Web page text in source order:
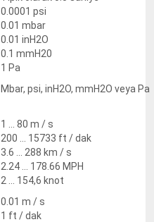
0.0001 psi
0.01 mbar
0.01 inH2O
0.1 mmH20
1 Pa
Mbar, psi, inH2O, mmH2O veya Pa
1 ... 80 m / s
200 ... 15733 ft / dak
3.6 ... 288 km / s
2.24 ... 178.66 MPH
2 ... 154,6 knot
0.01 m / s
1 ft / dak